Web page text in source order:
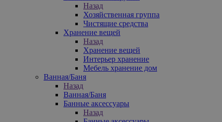
Назад
Хозяйственная группа
Чистящие средства
Хранение вещей
Назад
Хранение вещей
Интерьер хранение
Мебель хранение дом
Ванная/Баня
Назад
Ванная/Баня
Банные аксессуары
Назад